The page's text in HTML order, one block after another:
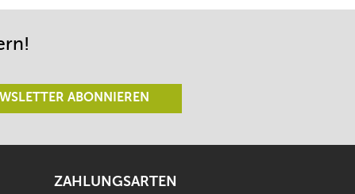
ABONNIEREN
ZAHLUNGSARTEN